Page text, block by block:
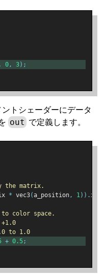
0, 3);
トシェーダーにデータ
out で定義します。
the matrix.
* vec3(a_position, 1)).xy
color space.
to 1.0
+ 0.5;